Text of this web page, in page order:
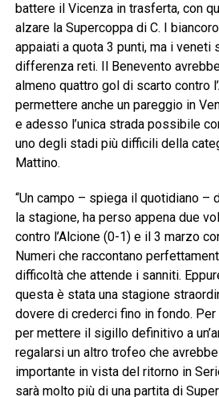
battere il Vicenza in trasferta, con
alzare la Supercoppa di C. I
appaiati a quota 3 punti, ma i veneti
differenza reti. Il Benevento
almeno quattro gol di scarto contro
permettere anche un pareggio in
e adesso l’unica strada possibile
uno degli stadi più difficili della
Mattino.
“Un campo – spiega il quotidiano –
la stagione, ha perso appena due
contro l’Alcione (0-1) e il 3 marzo
Numeri che raccontano
difficoltà che attende i sanniti.
questa è stata una stagione
dovere di crederci fino in fondo.
per mettere il sigillo definitivo a
regalarsi un altro trofeo che
importante in vista del ritorno in
sarà molto più di una partita di